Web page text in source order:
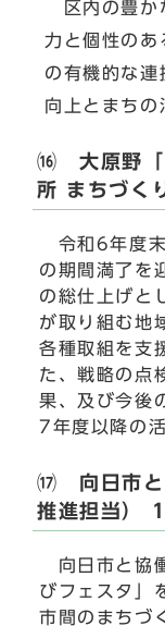
区内の豊か
力と個性のあ
の有機的な連
向上とまちの
⒃ 大原野「
所 まちづく
令和6年度
の期間満了を
の総仕上げと
が取り組む地
各種取組を支
た、戦略の点
果、及び今後
7年度以降の
⒄ 向日市と
推進担当）
向日市と協
びフェスタ」
市間のまちづ